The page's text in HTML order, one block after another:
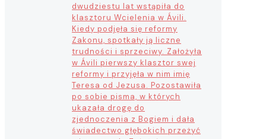
dwudziestu lat wstąpiła do
klasztoru Wcielenia w Ávili.
Kiedy podjęła się reformy
Zakonu, spotkały ją liczne
trudności i sprzeciwy. Założyła
w Ávili pierwszy klasztor swej
reformy i przyjęła w nim imię
Teresa od Jezusa. Pozostawiła
po sobie pisma, w których
ukazała drogę do
zjednoczenia z Bogiem i dała
świadectwo głębokich przeżyć